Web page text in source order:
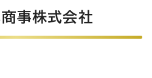
事株式会社